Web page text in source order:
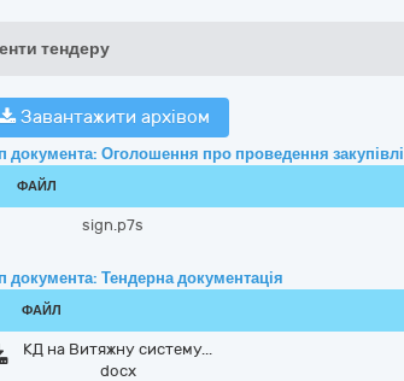
тендеру
Завантажити архівом
документа: Оголошення про проведення закупівлі
ФАЙЛ
sign.p7s
документа: Тендерна документація
ФАЙЛ
КД на Витяжну систему...
docx